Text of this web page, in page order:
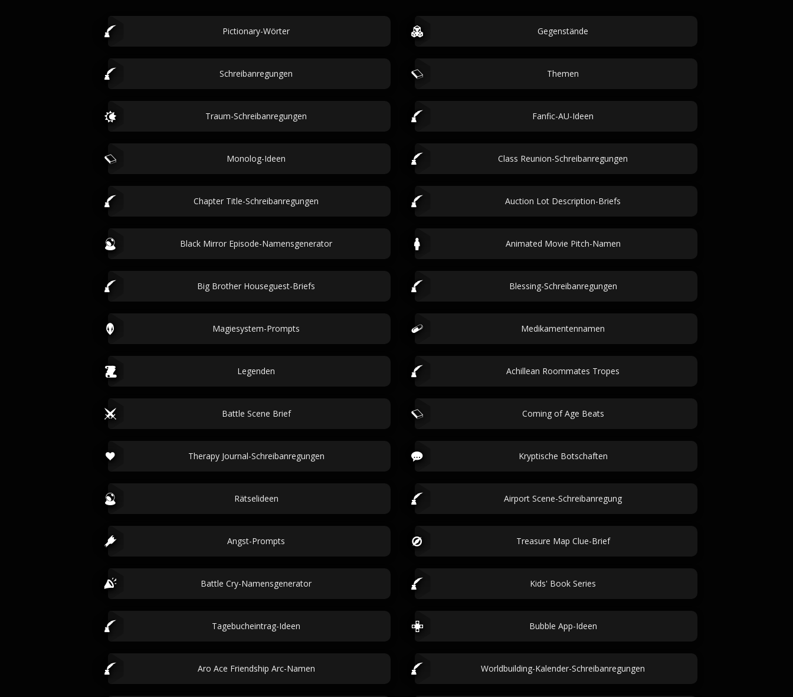
Pictionary-Wörter Gegenstände
Schreibanregungen Themen
Traum-Schreibanregungen Fanfic-AU-Ideen
Monolog-Ideen Class Reunion-Schreibanregungen
Chapter Title-Schreibanregungen Auction Lot Description-Briefs
Black Mirror Episode-Namensgenerator Animated Movie Pitch-Namen
Big Brother Houseguest-Briefs Blessing-Schreibanregungen
Magiesystem-Prompts Medikamentennamen
Legenden Achillean Roommates Tropes
Battle Scene Brief Coming of Age Beats
Therapy Journal-Schreibanregungen Kryptische Botschaften
Rätselideen Airport Scene-Schreibanregung
Angst-Prompts Treasure Map Clue-Brief
Battle Cry-Namensgenerator Kids' Book Series
Tagebucheintrag-Ideen Bubble App-Ideen
Aro Ace Friendship Arc-Namen Worldbuilding-Kalender-Schreibanregungen